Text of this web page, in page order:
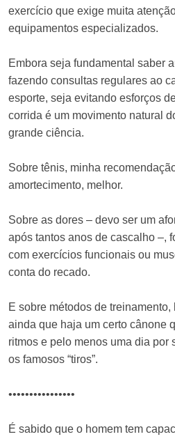
exercício que exige muita
equipamentos especializados.
Embora seja fundamental saber
fazendo consultas regulares ao
esporte, seja evitando esforços
corrida é um movimento natural
grande ciência.
Sobre tênis, minha
amortecimento, melhor.
Sobre as dores – devo ser um
após tantos anos de cascalho –,
com exercícios funcionais ou
conta do recado.
E sobre métodos de
ainda que haja um certo cânone
ritmos e pelo menos uma dia por
os famosos “tiros”.
••••••••••••••••
É sabido que o homem tem